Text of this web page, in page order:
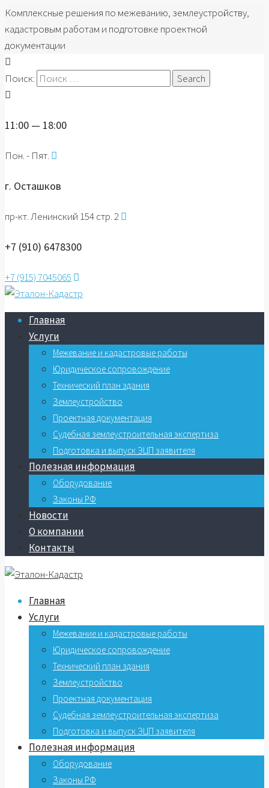
Комплексные решения по межеванию, землеустройству,
кадастровым работам и подготовке проектной
документации
Поиск:
11:00 — 18:00
Пон. - Пят.
г. Осташков
пр-кт. Ленинский 154 стр. 2
+7 (910) 6478300
+7 (915) 7045065
Главная
Услуги
Межевание и кадастровые работы
Юридическое сопровождение
Технический план здания
Землеустройство
Проектная документация
Судебная землеустроительная экспертиза
Подготовка и выпуск ЭЦП заявителя
Полезная информация
Оборудование
Законы РФ
Новости
О компании
Контакты
Главная
Услуги
Межевание и кадастровые работы
Юридическое сопровождение
Технический план здания
Землеустройство
Проектная документация
Судебная землеустроительная экспертиза
Подготовка и выпуск ЭЦП заявителя
Полезная информация
Оборудование
Законы РФ